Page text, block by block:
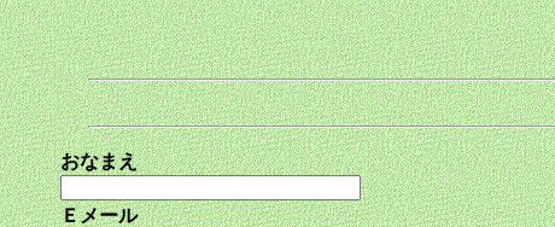
おなまえ
Ｅメール